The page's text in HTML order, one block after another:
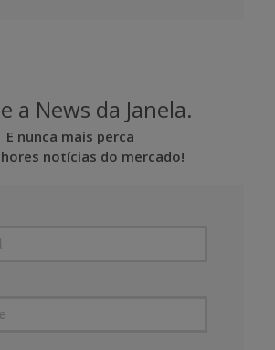
a News da Janela.
E nunca mais perca
notícias do mercado!